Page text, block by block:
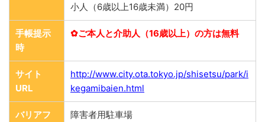
小人（6歳以上16歳未満）20円
手帳提示
時
✿ご本人と介助人（16歳以上）の方は無料
サイト
URL
http://www.city.ota.tokyo.jp/shisetsu/park/i
kegamibaien.html
バリアフ
障害者用駐車場